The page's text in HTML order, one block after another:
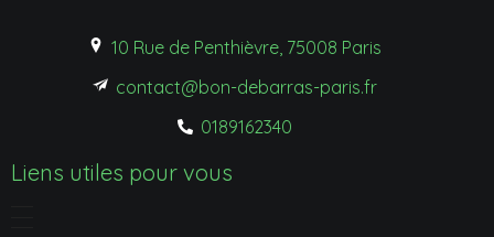
10 Rue de Penthièvre, 75008 Paris
contact@bon-debarras-paris.fr
0189162340
Liens utiles pour vous